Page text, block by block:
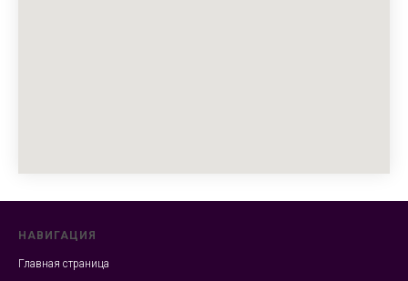
НАВИГАЦИЯ
Главная страница